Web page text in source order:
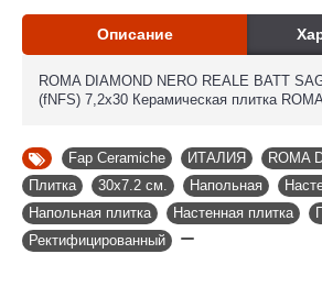
Описание
ROMA DIAMOND NERO REALE BATT
(fNFS) 7,2x30 Керамическая плитка
Fap Ceramiche ИТАЛИЯ ROMA
Плитка
30x7.2 см. Напольная
Напольная плитка
Настенная плитка
Ректифицированный